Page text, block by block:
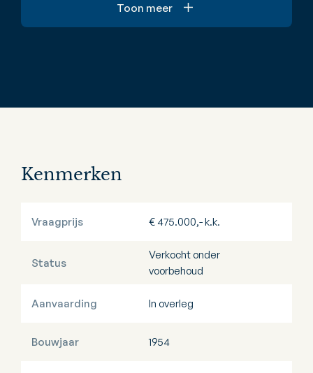
Toon meer
Kenmerken
Vraagprijs € 475.000,- k.k.
Status
Verkocht onder
voorbehoud
Aanvaarding In overleg
Bouwjaar 1954